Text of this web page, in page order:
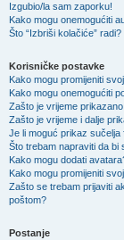
Izgubio/la sam zaporku!
Kako mogu onemogućiti
Što “Izbriši kolačiće” radi?
Korisničke postavke
Kako mogu promijeniti
Kako mogu onemogućiti
Zašto je vrijeme
Zašto je vrijeme i dalje
Je li moguć prikaz sučelja
Što trebam napraviti da bi
Kako mogu dodati
Kako mogu promijeniti
Zašto se trebam prijaviti
poštom?
Postanje